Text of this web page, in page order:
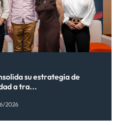
su estrategia de
a tra...
2026